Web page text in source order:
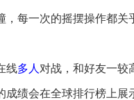
，每一次的摇摆操作都
线多人 对战，和好友一较
成绩会在全球排行榜上